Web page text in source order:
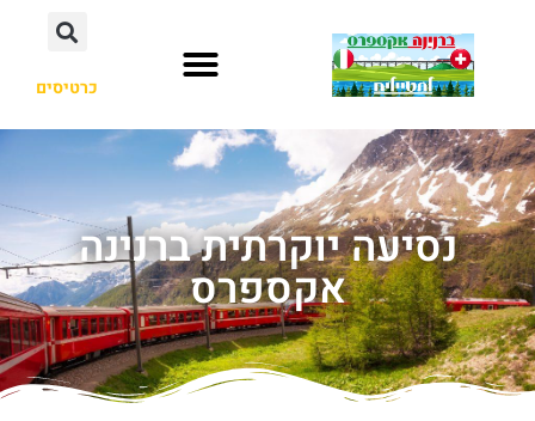
כרטיסים
נסיעה יוקרתית ברנינה
אקספרס